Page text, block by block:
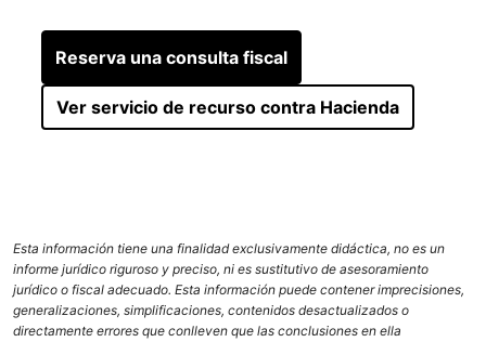
Reserva una consulta fiscal
Ver servicio de recurso contra Hacienda
Esta información tiene una finalidad exclusivamente didáctica, no es un
informe jurídico riguroso y preciso, ni es sustitutivo de asesoramiento
jurídico o fiscal adecuado. Esta información puede contener imprecisiones,
generalizaciones, simplificaciones, contenidos desactualizados o
directamente errores que conlleven que las conclusiones en ella